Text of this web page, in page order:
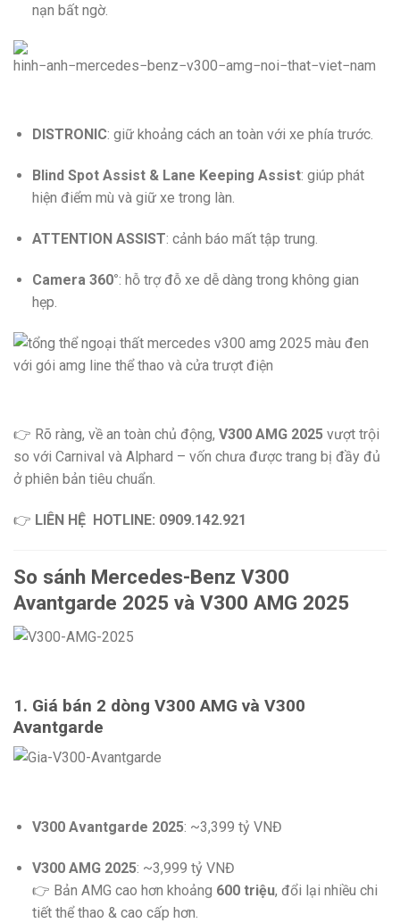
nạn bất ngờ.
DISTRONIC: giữ khoảng cách an toàn với xe phía trước.
Blind Spot Assist & Lane Keeping Assist: giúp phát
hiện điểm mù và giữ xe trong làn.
ATTENTION ASSIST: cảnh báo mất tập trung.
Camera 360°: hỗ trợ đỗ xe dễ dàng trong không gian
hẹp.
👉 Rõ ràng, về an toàn chủ động, V300 AMG 2025 vượt trội
so với Carnival và Alphard – vốn chưa được trang bị đầy đủ
ở phiên bản tiêu chuẩn.
👉 LIÊN HỆ HOTLINE: 0909.142.921
So sánh Mercedes-Benz V300
Avantgarde 2025 và V300 AMG 2025
1. Giá bán 2 dòng V300 AMG và V300
Avantgarde
V300 Avantgarde 2025: ~3,399 tỷ VNĐ
V300 AMG 2025: ~3,999 tỷ VNĐ
👉 Bản AMG cao hơn khoảng 600 triệu, đổi lại nhiều chi
tiết thể thao & cao cấp hơn.